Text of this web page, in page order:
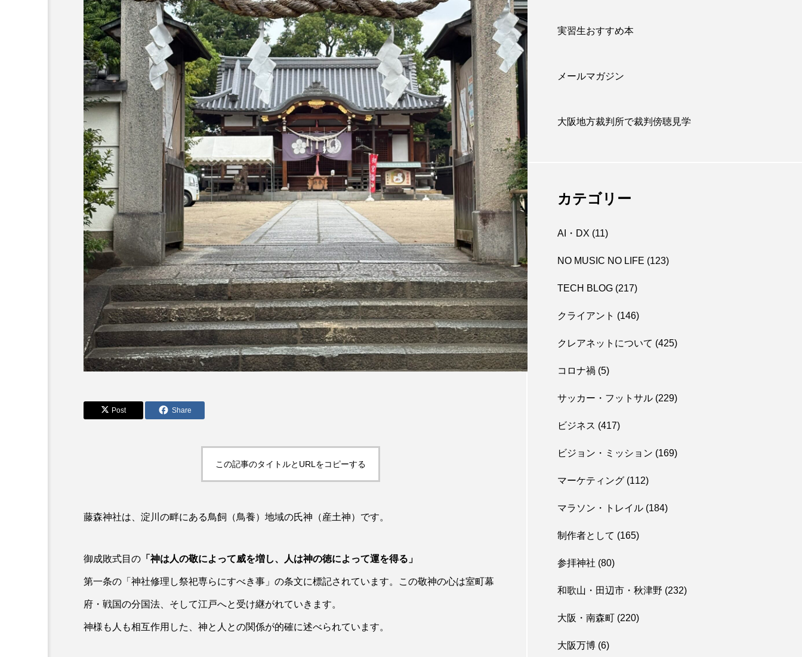
Post Share
この記事のタイトルとURLをコピーする
藤森神社は、淀川の畔にある鳥飼（鳥養）地域の氏神（産土神）です。
御成敗式目の 「神は人の敬によって威を増し、人は神の徳によって運を得る」
第一条の「神社修理し祭祀専らにすべき事」の条文に標記されています。この敬神の心は室町幕
府・戦国の分国法、そして江戸へと受け継がれていきます。
神様も人も相互作用した、神と人との関係が的確に述べられています。
実習生おすすめ本
メールマガジン
大阪地方裁判所で裁判傍聴見学
カテゴリー
AI・DX (11)
NO MUSIC NO LIFE (123)
TECH BLOG (217)
クライアント (146)
クレアネットについて (425)
コロナ禍 (5)
サッカー・フットサル (229)
ビジネス (417)
ビジョン・ミッション (169)
マーケティング (112)
マラソン・トレイル (184)
制作者として (165)
参拝神社 (80)
和歌山・田辺市・秋津野 (232)
大阪・南森町 (220)
大阪万博 (6)